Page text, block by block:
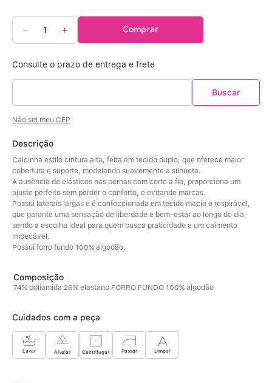
＋
－ Comprar
Não sei meu CEP
Descrição
Calcinha estilo cintura alta, feita em tecido duplo, que oferece maior
cobertura e suporte, modelando suavemente a silhueta.
A ausência de elásticos nas pernas com corte a fio, proporciona um
ajuste perfeito sem perder o conforto, e evitando marcas.
Possui laterais largas e é confeccionada em tecido macio e respirável,
que garante uma sensação de liberdade e bem-estar ao longo do dia,
sendo a escolha ideal para quem busca praticidade e um caimento
impecável.
Possui forro fundo 100% algodão.
74% poliamida 26% elastano FORRO FUNDO 100% algodão
Cuidados com a peça
Lavar Alvejar Centrifugar Passar Limpar
º Sutiã Sustentação
10º Sutiã Bojo Aro